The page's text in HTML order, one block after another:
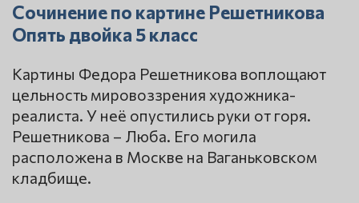
Сочинение по картине Решетникова
Опять двойка 5 класс
Картины Федора Решетникова воплощают
цельность мировоззрения художника-
реалиста. У неё опустились руки от горя.
Решетникова – Люба. Его могила
расположена в Москве на Ваганьковском
кладбище.